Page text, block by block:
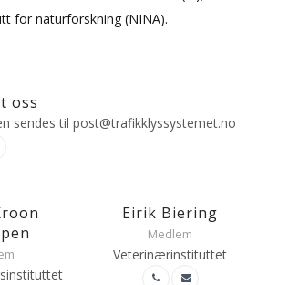
for naturforskning (NINA).
oss
sendes til post@trafikklyssystemet.no
Eirik Biering
Medlem
Veterinærinstituttet